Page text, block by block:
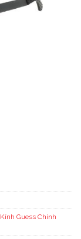
Kính Guess Chính